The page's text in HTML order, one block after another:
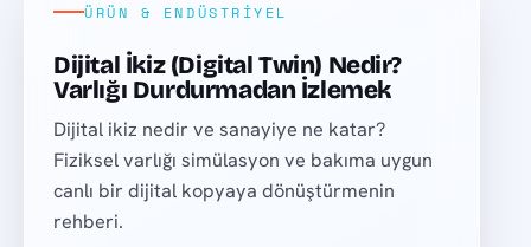
ÜRÜN & ENDÜSTRIYEL
Dijital İkiz (Digital Twin) Nedir?
Varlığı Durdurmadan İzlemek
Dijital ikiz nedir ve sanayiye ne katar?
Fiziksel varlığı simülasyon ve bakıma uygun
canlı bir dijital kopyaya dönüştürmenin
rehberi.